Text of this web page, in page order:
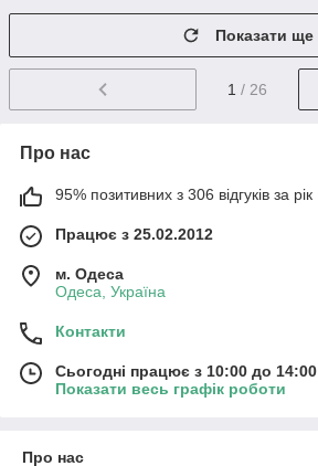
Показати ще
1 / 26
Про нас
95% позитивних з 306 відгуків за рік
Працює з 25.02.2012
м. Одеса
Одеса, Україна
Контакти
Сьогодні працює з 10:00 до 14:00
Показати весь графік роботи
Про нас